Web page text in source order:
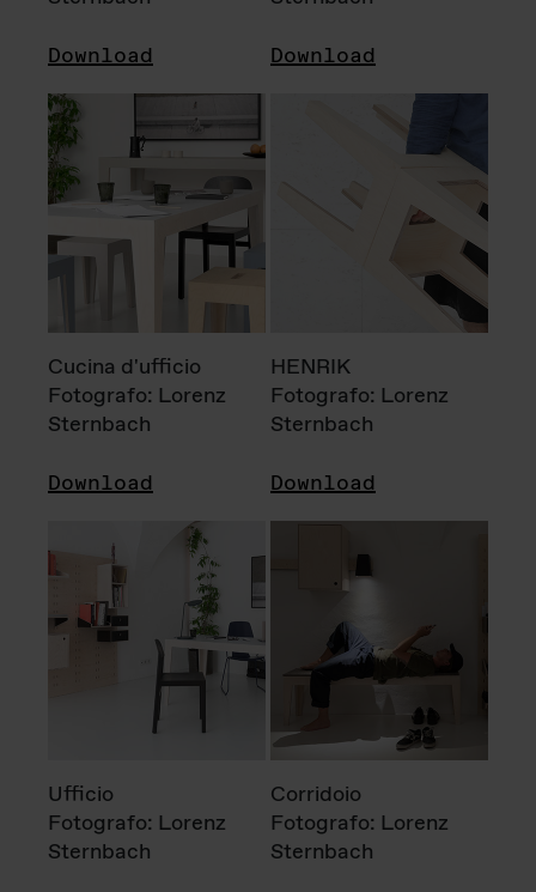
Download Download
Cucina d'ufficio
Fotografo: Lorenz
Sternbach
Download
HENRIK
Fotografo: Lorenz
Sternbach
Download
Ufficio
Fotografo: Lorenz
Sternbach
Corridoio
Fotografo: Lorenz
Sternbach